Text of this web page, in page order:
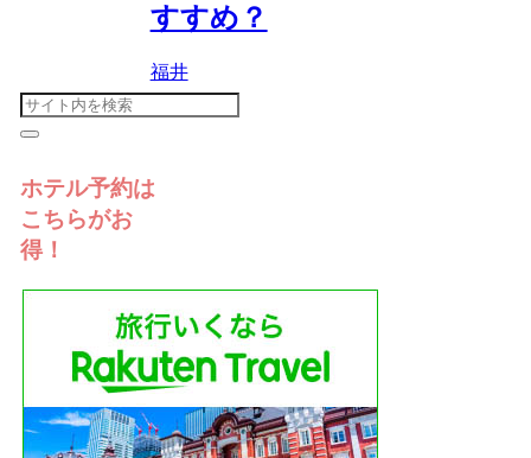
すすめ？
福井
ホテル予約は
こちらがお
得！